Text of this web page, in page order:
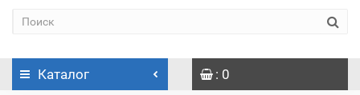
Каталог : 0